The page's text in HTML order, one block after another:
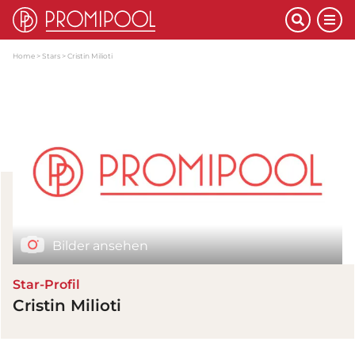
Home Stars Cristin Milioti
Bilder ansehen
Star-Profil
Cristin Milioti